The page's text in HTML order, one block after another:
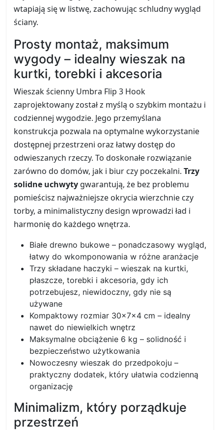
wtapiają się w listwę, zachowując schludny wygląd
ściany.
Prosty montaż, maksimum
wygody – idealny wieszak na
kurtki, torebki i akcesoria
Wieszak ścienny Umbra Flip 3 Hook
zaprojektowany został z myślą o szybkim montażu i
codziennej wygodzie. Jego przemyślana
konstrukcja pozwala na optymalne wykorzystanie
dostępnej przestrzeni oraz łatwy dostęp do
odwieszanych rzeczy. To doskonałe rozwiązanie
zarówno do domów, jak i biur czy poczekalni. Trzy
solidne uchwyty gwarantują, że bez problemu
pomieścisz najważniejsze okrycia wierzchnie czy
torby, a minimalistyczny design wprowadzi ład i
harmonię do każdego wnętrza.
Białe drewno bukowe – ponadczasowy wygląd,
łatwy do wkomponowania w różne aranżacje
Trzy składane haczyki – wieszak na kurtki,
płaszcze, torebki i akcesoria, gdy ich
potrzebujesz, niewidoczny, gdy nie są
używane
Kompaktowy rozmiar 30×7×4 cm – idealny
nawet do niewielkich wnętrz
Maksymalne obciążenie 6 kg – solidność i
bezpieczeństwo użytkowania
Nowoczesny wieszak do przedpokoju –
praktyczny dodatek, który ułatwia codzienną
organizację
Minimalizm, który porządkuje
przestrzeń